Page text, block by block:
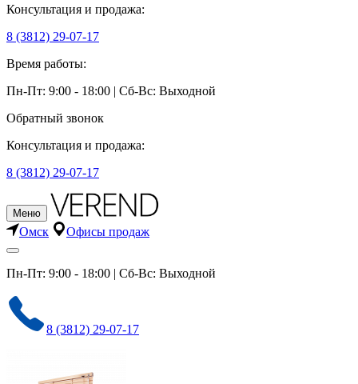
Консультация и продажа:
8 (3812) 29-07-17
Время работы:
Пн-Пт: 9:00 - 18:00 | Сб-Вс: Выходной
Обратный звонок
Консультация и продажа:
8 (3812) 29-07-17
Меню
Омск Офисы продаж
Пн-Пт: 9:00 - 18:00 | Сб-Вс: Выходной
8 (3812) 29-07-17